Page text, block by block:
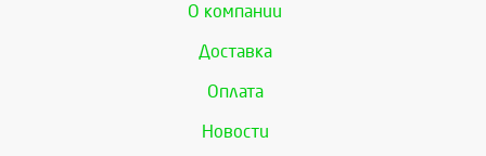
О компании
Доставка
Оплата
Новости